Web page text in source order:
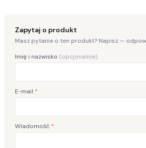
Zapytaj o produkt
Masz pytanie o ten produkt? Napisz —
Imię i nazwisko (opcjonalnie)
E-mail *
Wiadomość *